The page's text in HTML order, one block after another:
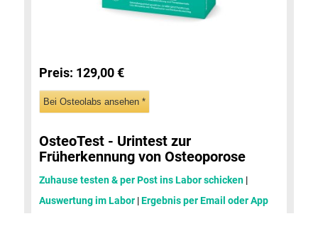
Preis: 129,00 €
Bei Osteolabs ansehen *
OsteoTest - Urintest zur
Früherkennung von Osteoporose
Zuhause testen & per Post ins Labor schicken |
Auswertung im Labor |Ergebnis per Email oder App